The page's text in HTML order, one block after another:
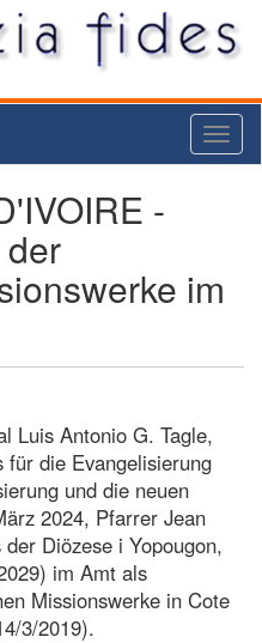
-
im
Luis Antonio G. Tagle,
die Evangelisierung
und die neuen
2024, Pfarrer Jean
Diözese i Yopougon,
im Amt als
Missionswerke in Cote
3/2019).